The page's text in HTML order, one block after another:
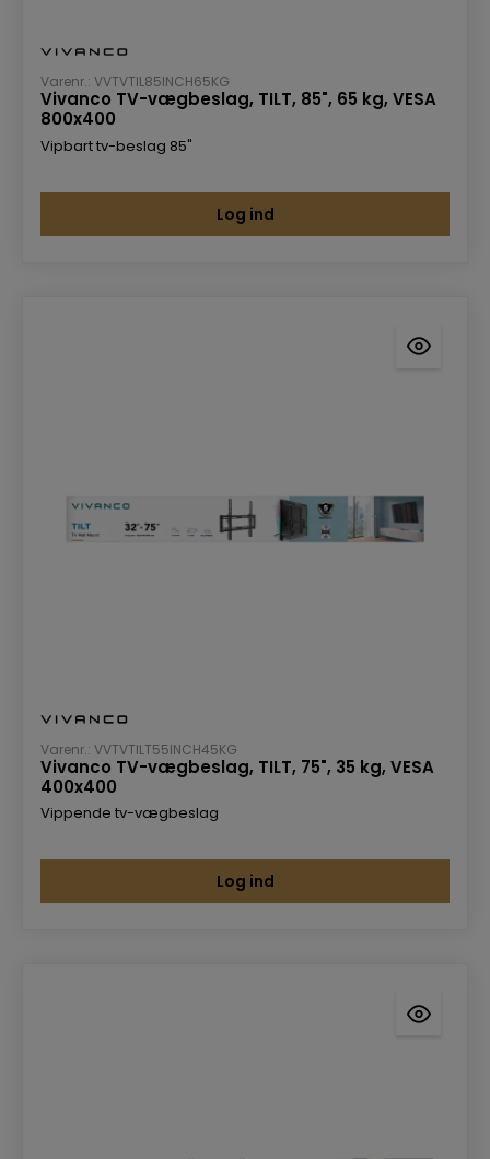
Varenr.: VVTVTIL85INCH65KG
Vivanco TV-vægbeslag, TILT, 85", 65 kg, VESA
800x400
Vipbart tv-beslag 85"
Log ind
Varenr.: VVTVTILT55INCH45KG
Vivanco TV-vægbeslag, TILT, 75", 35 kg, VESA
400x400
Vippende tv-vægbeslag
Log ind